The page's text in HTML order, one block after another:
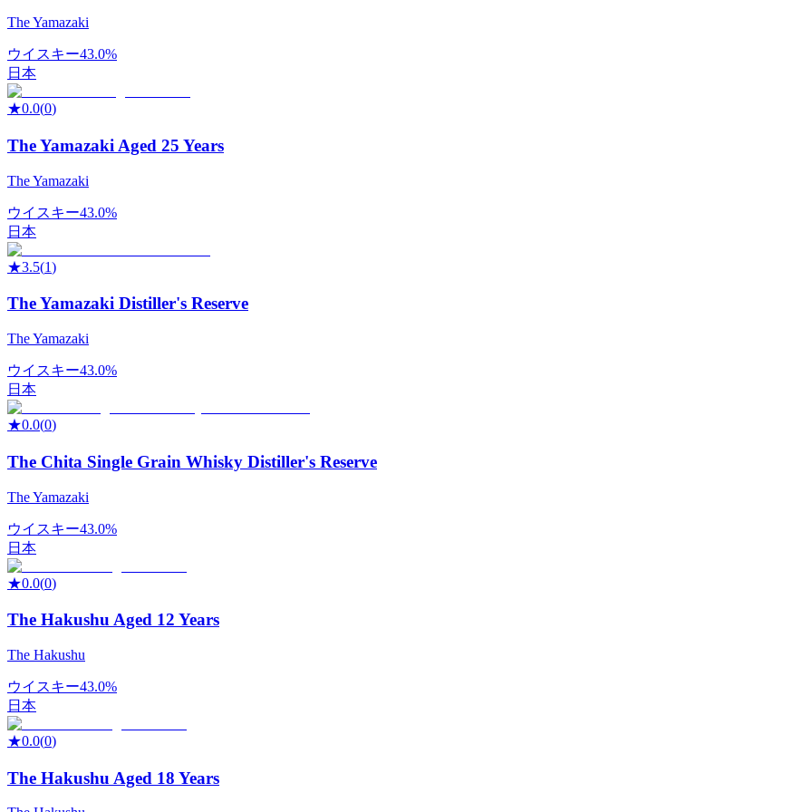
The Yamazaki
ウイスキー43.0%
日本
★0.0(0)
The Yamazaki Aged 25 Years
The Yamazaki
ウイスキー43.0%
日本
★3.5(1)
The Yamazaki Distiller's Reserve
The Yamazaki
ウイスキー43.0%
日本
★0.0(0)
The Chita Single Grain Whisky Distiller's Reserve
The Yamazaki
ウイスキー43.0%
日本
★0.0(0)
The Hakushu Aged 12 Years
The Hakushu
ウイスキー43.0%
日本
★0.0(0)
The Hakushu Aged 18 Years